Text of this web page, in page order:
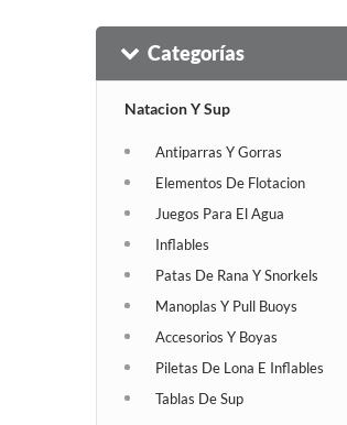
Categorías
Natacion Y Sup
Antiparras Y Gorras
Elementos De Flotacion
Juegos Para El Agua
Inflables
Patas De Rana Y Snorkels
Manoplas Y Pull Buoys
Accesorios Y Boyas
Piletas De Lona E Inflables
Tablas De Sup